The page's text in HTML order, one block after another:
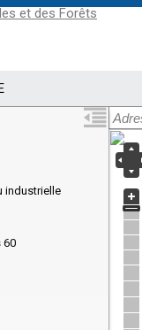
industrielle
60